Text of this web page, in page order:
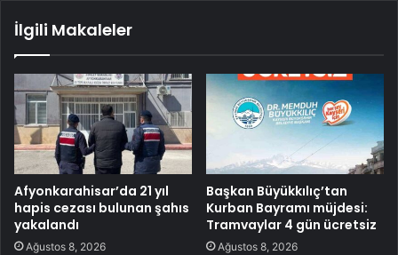
İlgili Makaleler
Afyonkarahisar’da 21 yıl
hapis cezası bulunan şahıs
yakalandı
Ağustos 8, 2026
Başkan Büyükkılıç’tan
Kurban Bayramı müjdesi:
Tramvaylar 4 gün ücretsiz
Ağustos 8, 2026